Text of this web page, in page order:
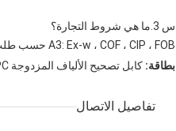
س 3.ما هي شروط التجارة؟
A3: Ex-w ، COF ، CIP ، FOB حسب طلب العميل ؛
بطاقة: كابل تصحيح الألياف المزدوجة LC UPC
تفاصيل الاتصال